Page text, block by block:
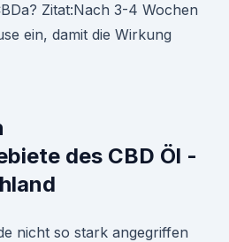
Zitat:Nach 3-4 Wochen
ein, damit die Wirkung
des CBD Öl -
nicht so stark angegriffen